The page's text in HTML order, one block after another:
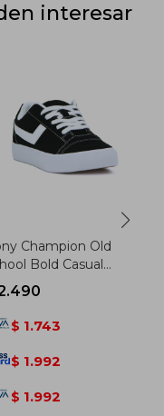
interesar
Champion Old
Bold Casual
Lona-gamuza
- Negro
$ 1.743
$ 1.992
$ 1.992